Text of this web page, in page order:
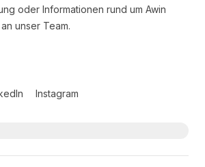
oder Informationen rund um Awin
unser Team.
Instagram